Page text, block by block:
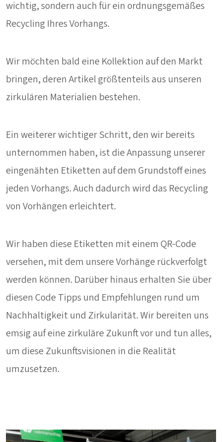
wichtig, sondern auch für ein ordnungsgemäßes
Recycling Ihres Vorhangs.
Wir möchten bald eine Kollektion auf den Markt
bringen, deren Artikel größtenteils aus unseren
zirkulären Materialien bestehen.
Ein weiterer wichtiger Schritt, den wir bereits
unternommen haben, ist die Anpassung unserer
eingenähten Etiketten auf dem Grundstoff eines
jeden Vorhangs. Auch dadurch wird das Recycling
von Vorhängen erleichtert.
Wir haben diese Etiketten mit einem QR-Code
versehen, mit dem unsere Vorhänge rückverfolgt
werden können. Darüber hinaus erhalten Sie über
diesen Code Tipps und Empfehlungen rund um
Nachhaltigkeit und Zirkularität. Wir bereiten uns
emsig auf eine zirkuläre Zukunft vor und tun alles,
um diese Zukunftsvisionen in die Realität
umzusetzen.